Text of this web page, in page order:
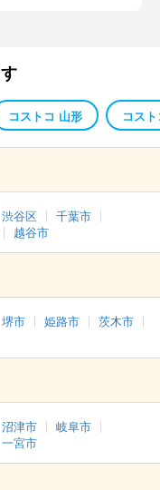
コストコ 山形 コス
渋谷区
千葉市
越谷市
堺市 姫路市
茨木市
沼津市
岐阜市
一宮市